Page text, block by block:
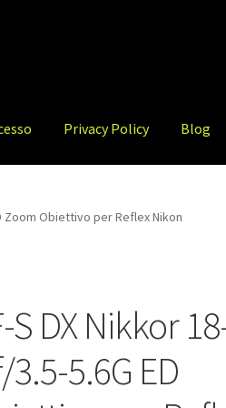
Privacy Policy Blog
Zoom Obiettivo per Reflex Nikon
S DX Nikkor
5.6G ED